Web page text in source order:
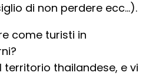
di non perdere ecc…).
come turisti in
territorio thailandese, e vi